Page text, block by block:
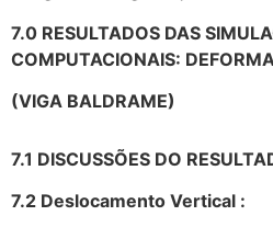
7.0 RESULTADOS DAS
COMPUTACIONAIS:
(VIGA BALDRAME)
7.1 DISCUSSÕES DO
7.2 Deslocamento Vertical :